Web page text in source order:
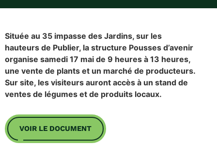
Située au 35 impasse des Jardins, sur les
hauteurs de Publier, la structure Pousses d’avenir
organise samedi 17 mai de 9 heures à 13 heures,
une vente de plants et un marché de producteurs.
Sur site, les visiteurs auront accès à un stand de
ventes de légumes et de produits locaux.
VOIR LE DOCUMENT